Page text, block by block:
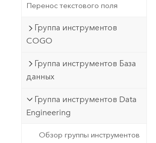
Перенос текстового поля
Группа инструментов
COGO
Группа инструментов База
данных
Группа инструментов Data
Engineering
Обзор группы инструментов